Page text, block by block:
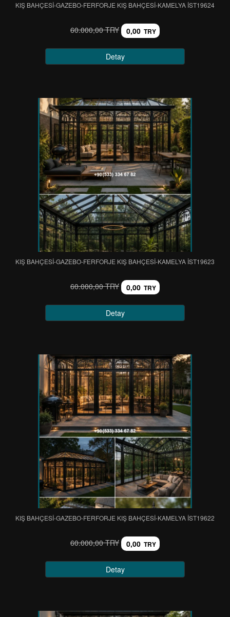
KIŞ BAHÇESİ-GAZEBO-FERFORJE KIŞ BAHÇESİ-KAMELYA IST19624
60.000,00 TRY 0,00 TRY
Detay
KIŞ BAHÇESİ-GAZEBO-FERFORJE KIŞ BAHÇESİ-KAMELYA IST19623
60.000,00 TRY 0,00 TRY
Detay
KIŞ BAHÇESİ-GAZEBO-FERFORJE KIŞ BAHÇESİ-KAMELYA IST19622
60.000,00 TRY 0,00 TRY
Detay